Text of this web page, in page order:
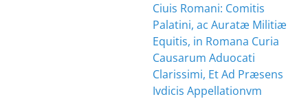
Ciuis Romani: Comitis
Palatini, ac Auratæ Militiæ
Equitis, in Romana Curia
Causarum Aduocati
Clarissimi, Et Ad Præsens
Ivdicis Appellationvm